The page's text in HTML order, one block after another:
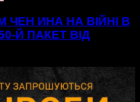
ЧЕН ИНА НА ВІЙНІ В
Й ПАКЕТ ВІД